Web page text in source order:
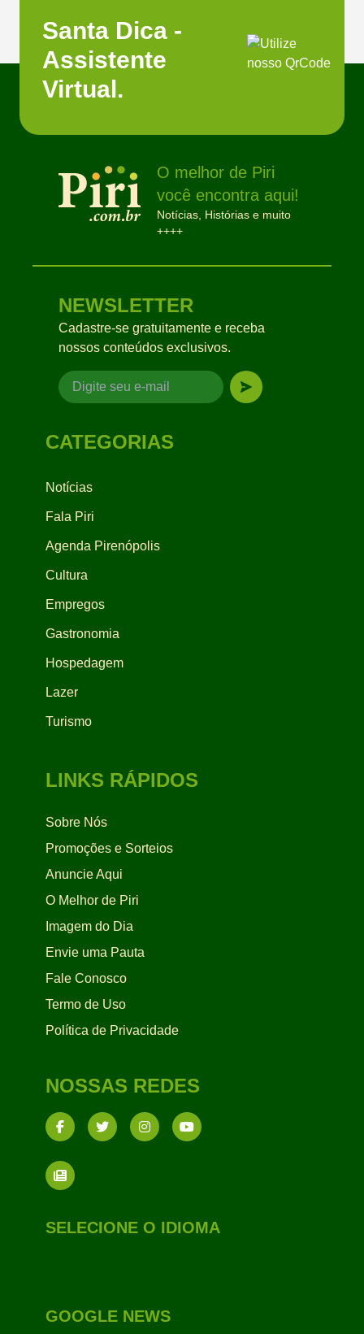
Santa Dica -
Assistente
Virtual.
O melhor de Piri
você encontra aqui!
Notícias, Histórias e muito
++++
NEWSLETTER
Cadastre-se gratuitamente e receba
nossos conteúdos exclusivos.
CATEGORIAS
Notícias
Fala Piri
Agenda Pirenópolis
Cultura
Empregos
Gastronomia
Hospedagem
Lazer
Turismo
LINKS RÁPIDOS
Sobre Nós
Promoções e Sorteios
Anuncie Aqui
O Melhor de Piri
Imagem do Dia
Envie uma Pauta
Fale Conosco
Termo de Uso
Política de Privacidade
NOSSAS REDES
SELECIONE O IDIOMA
GOOGLE NEWS